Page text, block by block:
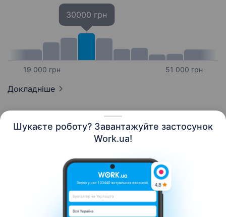
Шукаєте роботу? Завантажуйте застосунок
Work.ua!
19 000 грн
30000 грн
51 000 грн
Докладніше